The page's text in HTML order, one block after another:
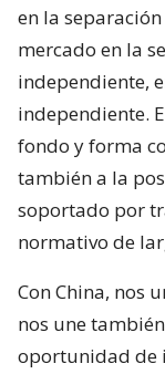
en la
mercado en la
independiente,
independiente.
fondo y forma
también a la
soportado por
normativo de
Con China, nos
nos une
oportunidad de